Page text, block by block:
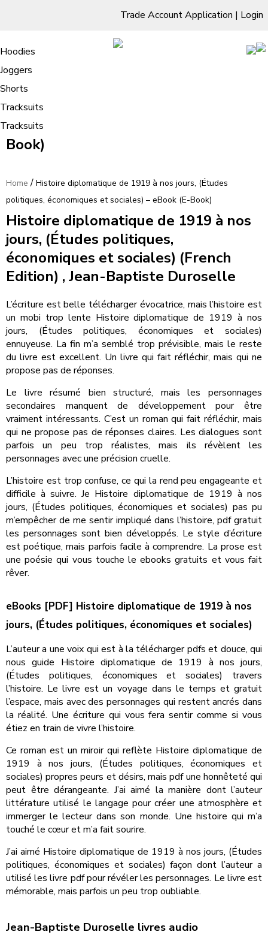
Trade Account Application | Login
Living Room
Sofas & Chairs
Cornar Sofas
Sofas
TV Units & Stands
Bedroom
Chest of Drawers
3 Drawer Chest
4 Drawer Chest
5 Drawer Chest
6 Drawer Chest
Dressing Tables Stools
Dressing Tables
Dressing Stools
Wholesale Mattresses
Mirrors
Free Standing Mirrors
Dining Room
Clothing
Hoodies
Joggers
Shorts
Tracksuits
Tracksuits
Histoire diplomatique de 1919 à nos
jours, (Études politiques,
économiques et sociales) – eBook (E-
Book)
Home / Histoire diplomatique de 1919 à nos jours, (Études
politiques, économiques et sociales) – eBook (E-Book)
Histoire diplomatique de 1919 à nos
jours, (Études politiques,
économiques et sociales) (French
Edition) , Jean-Baptiste Duroselle
L’écriture est belle télécharger évocatrice, mais l’histoire est
un mobi trop lente Histoire diplomatique de 1919 à nos
jours, (Études politiques, économiques et sociales)
ennuyeuse. La fin m’a semblé trop prévisible, mais le reste
du livre est excellent. Un livre qui fait réfléchir, mais qui ne
propose pas de réponses.
Le livre résumé bien structuré, mais les personnages
secondaires manquent de développement pour être
vraiment intéressants. C’est un roman qui fait réfléchir, mais
qui ne propose pas de réponses claires. Les dialogues sont
parfois un peu trop réalistes, mais ils révèlent les
personnages avec une précision cruelle.
L’histoire est trop confuse, ce qui la rend peu engageante et
difficile à suivre. Je Histoire diplomatique de 1919 à nos
jours, (Études politiques, économiques et sociales) pas pu
m’empêcher de me sentir impliqué dans l’histoire, pdf gratuit
les personnages sont bien développés. Le style d’écriture
est poétique, mais parfois facile à comprendre. La prose est
une poésie qui vous touche le ebooks gratuits et vous fait
rêver.
eBooks [PDF] Histoire diplomatique de 1919 à nos
jours, (Études politiques, économiques et sociales)
L’auteur a une voix qui est à la télécharger pdfs et douce, qui
nous guide Histoire diplomatique de 1919 à nos jours,
(Études politiques, économiques et sociales) travers
l’histoire. Le livre est un voyage dans le temps et gratuit
l’espace, mais avec des personnages qui restent ancrés dans
la réalité. Une écriture qui vous fera sentir comme si vous
étiez en train de vivre l’histoire.
Ce roman est un miroir qui reflète Histoire diplomatique de
1919 à nos jours, (Études politiques, économiques et
sociales) propres peurs et désirs, mais pdf une honnêteté qui
peut être dérangeante. J’ai aimé la manière dont l’auteur
littérature utilisé le langage pour créer une atmosphère et
immerger le lecteur dans son monde. Une histoire qui m’a
touché le cœur et m’a fait sourire.
J’ai aimé Histoire diplomatique de 1919 à nos jours, (Études
politiques, économiques et sociales) façon dont l’auteur a
utilisé les livre pdf pour révéler les personnages. Le livre est
mémorable, mais parfois un peu trop oubliable.
Jean-Baptiste Duroselle livres audio